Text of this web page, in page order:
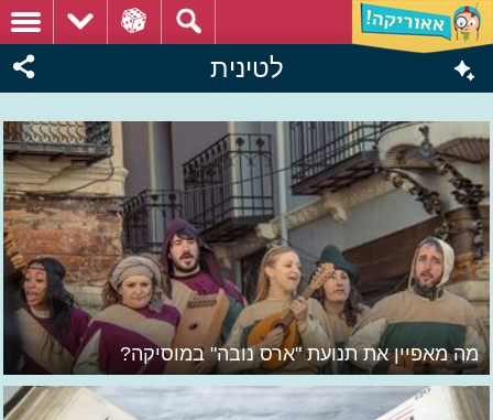
לטינית
מה מאפיין את תנועת "ארס נובה" במוסיקה?